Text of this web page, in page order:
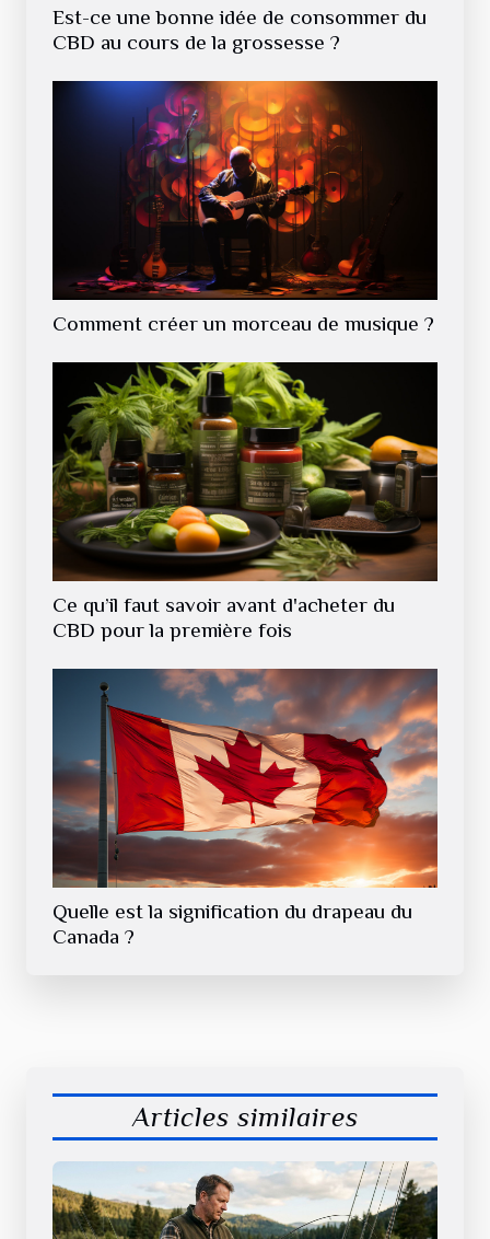
Est-ce une bonne idée de consommer du
CBD au cours de la grossesse ?
Comment créer un morceau de musique ?
Ce qu’il faut savoir avant d'acheter du
CBD pour la première fois
Quelle est la signification du drapeau du
Canada ?
Articles similaires